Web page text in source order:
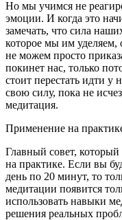
Но мы учимся не
эмоции. И когда это
замечать, что сила
которое мы им
не можем просто
покинет нас, только
стоит перестать идти у
свою силу, пока не
медитация.
Применение на
Главный совет,
на практике. Если вы
день по 20 минут, то
медитации появится
использовать навыки
решения реальных